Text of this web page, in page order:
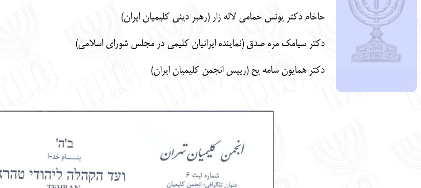
حاخام دکتر یونس حمامی لاله زار (رهبر دینی کلیمیان ایران)
دکتر سیامک مره صدق (نماینده ایرانیان کلیمی در مجلس شورای اسلامی)
دکتر همایون سامه یح (رییس انجمن کلیمیان ایران)